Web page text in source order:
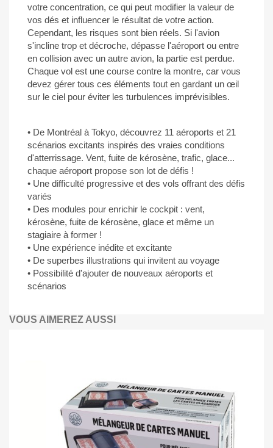
votre concentration, ce qui peut modifier la valeur de
vos dés et influencer le résultat de votre action.
Cependant, les risques sont bien réels. Si l'avion
s'incline trop et décroche, dépasse l'aéroport ou entre
en collision avec un autre avion, la partie est perdue.
Chaque vol est une course contre la montre, car vous
devez gérer tous ces éléments tout en gardant un œil
sur le ciel pour éviter les turbulences imprévisibles.
• De Montréal à Tokyo, découvrez 11 aéroports et 21
scénarios excitants inspirés des vraies conditions
d'atterrissage. Vent, fuite de kérosène, trafic, glace...
chaque aéroport propose son lot de défis !
• Une difficulté progressive et des vols offrant des défis
variés
• Des modules pour enrichir le cockpit : vent,
kérosène, fuite de kérosène, glace et même un
stagiaire à former !
• Une expérience inédite et excitante
• De superbes illustrations qui invitent au voyage
• Possibilité d'ajouter de nouveaux aéroports et
scénarios
VOUS AIMEREZ AUSSI